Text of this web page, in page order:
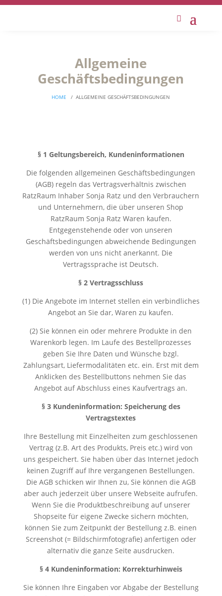
Allgemeine
Geschäftsbedingungen
HOME / ALLGEMEINE GESCHÄFTSBEDINGUNGEN
§ 1 Geltungsbereich, Kundeninformationen
Die folgenden allgemeinen Geschäftsbedingungen
(AGB) regeln das Vertragsverhältnis zwischen
RatzRaum Inhaber Sonja Ratz und den Verbrauchern
und Unternehmern, die über unseren Shop
RatzRaum Sonja Ratz Waren kaufen.
Entgegenstehende oder von unseren
Geschäftsbedingungen abweichende Bedingungen
werden von uns nicht anerkannt. Die
Vertragssprache ist Deutsch.
§ 2 Vertragsschluss
(1) Die Angebote im Internet stellen ein verbindliches
Angebot an Sie dar, Waren zu kaufen.
(2) Sie können ein oder mehrere Produkte in den
Warenkorb legen. Im Laufe des Bestellprozesses
geben Sie Ihre Daten und Wünsche bzgl.
Zahlungsart, Liefermodalitäten etc. ein. Erst mit dem
Anklicken des Bestellbuttons nehmen Sie das
Angebot auf Abschluss eines Kaufvertrags an.
§ 3 Kundeninformation: Speicherung des
Vertragstextes
Ihre Bestellung mit Einzelheiten zum geschlossenen
Vertrag (z.B. Art des Produkts, Preis etc.) wird von
uns gespeichert. Sie haben über das Internet jedoch
keinen Zugriff auf Ihre vergangenen Bestellungen.
Die AGB schicken wir Ihnen zu, Sie können die AGB
aber auch jederzeit über unsere Webseite aufrufen.
Wenn Sie die Produktbeschreibung auf unserer
Shopseite für eigene Zwecke sichern möchten,
können Sie zum Zeitpunkt der Bestellung z.B. einen
Screenshot (= Bildschirmfotografie) anfertigen oder
alternativ die ganze Seite ausdrucken.
§ 4 Kundeninformation: Korrekturhinweis
Sie können Ihre Eingaben vor Abgabe der Bestellung